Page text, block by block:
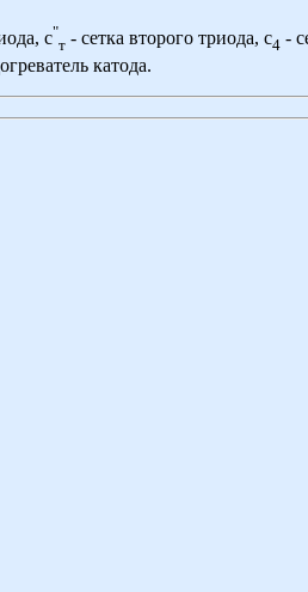
с"
т - сетка второго триода, с4 -
катода.